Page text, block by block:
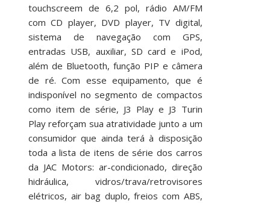
touchscreem de 6,2 pol, rádio AM/FM
com CD player, DVD player, TV digital,
sistema de navegação com GPS,
entradas USB, auxiliar, SD card e iPod,
além de Bluetooth, função PIP e câmera
de ré. Com esse equipamento, que é
indisponível no segmento de compactos
como item de série, J3 Play e J3 Turin
Play reforçam sua atratividade junto a um
consumidor que ainda terá à disposição
toda a lista de itens de série dos carros
da JAC Motors: ar-condicionado, direção
hidráulica, vidros/trava/retrovisores
elétricos, air bag duplo, freios com ABS,